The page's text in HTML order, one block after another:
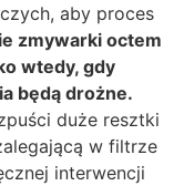
aby proces
zmywarki octem
wtedy, gdy
będą drożne.
duże resztki
w filtrze
interwencji